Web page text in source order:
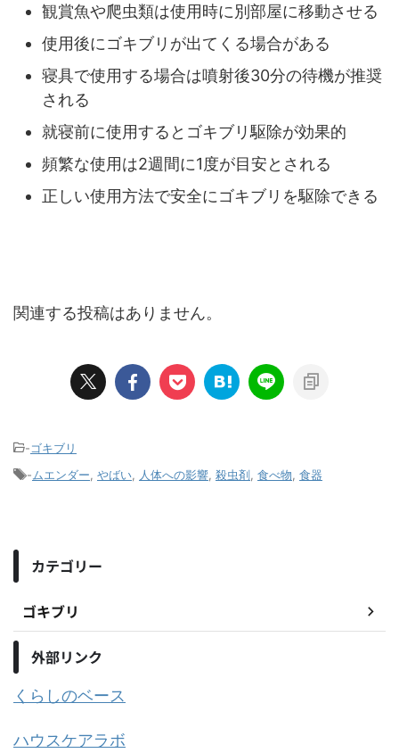
観賞魚や爬虫類は使用時に別部屋に移動させる
使用後にゴキブリが出てくる場合がある
寝具で使用する場合は噴射後30分の待機が推奨
される
就寝前に使用するとゴキブリ駆除が効果的
頻繁な使用は2週間に1度が目安とされる
正しい使用方法で安全にゴキブリを駆除できる
関連する投稿はありません。
-ゴキブリ
-ムエンダー やばい 人体への影響 殺虫剤 食べ物 食器
カテゴリー
ゴキブリ
外部リンク
くらしのベース
ハウスケアラボ